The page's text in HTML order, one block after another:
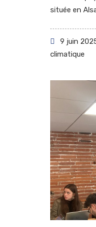
située en
9 juin
climatique